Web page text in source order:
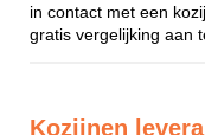
in contact met een
gratis vergelijking aan
Kozijnen